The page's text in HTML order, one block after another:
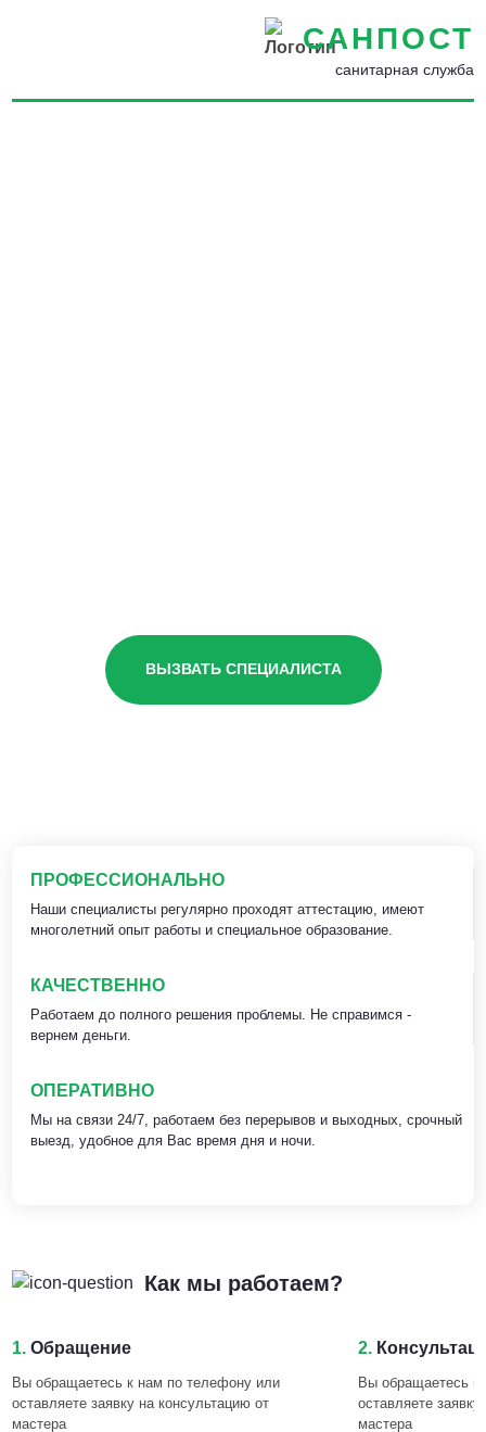
САНПОСТ
санитарная служба
ВЫЗВАТЬ СПЕЦИАЛИСТА
ПРОФЕССИОНАЛЬНО
Наши специалисты регулярно проходят аттестацию, имеют
многолетний опыт работы и специальное образование.
КАЧЕСТВЕННО
Работаем до полного решения проблемы. Не справимся -
вернем деньги.
ОПЕРАТИВНО
Мы на связи 24/7, работаем без перерывов и выходных, срочный
выезд, удобное для Вас время дня и ночи.
Как мы работаем?
1. Обращение
Вы обращаетесь к нам по телефону или
оставляете заявку на консультацию от
мастера
2.
Вы обращаетесь
оставляете
мастера